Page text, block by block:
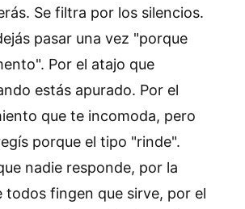
Se filtra por los silencios.
pasar una vez "porque
Por el atajo que
estás apurado. Por el
que te incomoda, pero
porque el tipo "rinde".
nadie responde, por la
todos fingen que sirve, por el